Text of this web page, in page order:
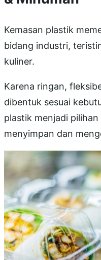
Kemasan plastik
bidang industri,
kuliner.
Karena ringan,
dibentuk sesuai
plastik menjadi
menyimpan dan